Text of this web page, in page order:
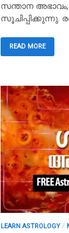
സന്താന
സൂചിപ്പിക്കുന്നു.
READ MORE
LEARN ASTROLOGY /